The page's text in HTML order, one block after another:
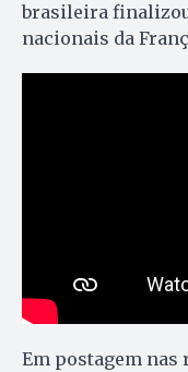
brasileira finalizou
nacionais da
Em postagem nas